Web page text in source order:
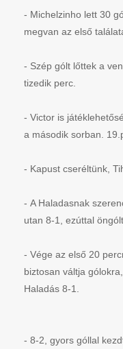
- Michelzinho lett 30
megvan az első
- Szép gólt lőttek a
tizedik perc.
- Victor is
a második sorban.
- Kapust cseréltünk,
- A Haladasnak
utan 8-1, ezúttal
- Vége az első 20
biztosan váltja
Haladás 8-1.
- 8-2, gyors góllal